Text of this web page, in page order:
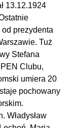
13.12.1924
prezydenta
Tuż
Stefana
Clubu,
umiera 20
pochowany
Władysław